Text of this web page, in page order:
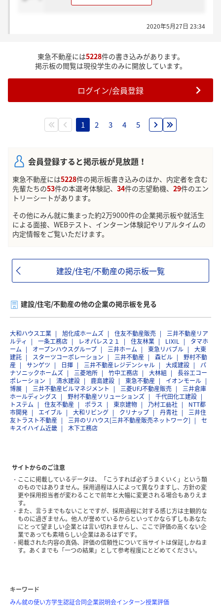
2020年5月27日 23:34
東急不動産には5228件の書き込みがあります。
掲示板の閲覧は現役学生のみに開放しています。
ログイン/会員登録
1 2 3 4 5
会員登録すると掲示板が見放題！
東急不動産には5228件の掲示板書き込みのほか、内定者を含む
先輩たちの53件の本選考体験記、 34件の志望動機、 29件のエン
トリーシートがあります。
その他にみん就に集まった約2万9000件の企業掲示板や就活生
による面接、WEBテスト、インターン体験記やリアルタイムの
内定情報をご覧いただけます。
建設/住宅/不動産の掲示板一覧
建設/住宅/不動産の他の企業の掲示板を見る
大和ハウス工業 旭化成ホームズ 住友不動産販売
三井不動産リア
ルティ
一条工務店 レオパレス２１ 住友林業 LIXIL
タマホ
ーム
オープンハウスグループ 三井ホーム 東急リバブル
大東
建託
スターツコーポレーション 三井不動産 森ビル
野村不動
産
サンゲツ 日揮 三井不動産レジデンシャル 大成建設
パ
ナソニックホームズ
三菱地所 竹中工務店 大林組
長谷工コー
ポレーション
清水建設 鹿島建設 東急不動産
イオンモール
博展
三井不動産ビルマネジメント 三菱UFJ不動産販売
三井倉庫
ホールディングス
野村不動産ソリューションズ
千代田化工建設
トステム
住友不動産 ポラス 東京建物 乃村工藝社
NTT都
市開発
エイブル 大和リビング クリナップ 丹青社
三井住
友トラスト不動産
三井のリハウス[三井不動産販売ネットワーク]
セ
キスイハイム近畿
木下工務店
サイトからのご注意
ここに掲載しているデータは、「こうすれば必ずうまくいく」という類
のものではありません。採用過程は人によって異なりますし、方針の変
更や採用担当者が変わることで前年と大幅に変更される場合もありえま
す。
また、言うまでもないことですが、採用過程に対する感じ方は主観的な
ものに過ぎません。他人が誉めているからといってかならずしもあなた
にとって望ましい企業とは言い切れませんし、ここで評価の高くない企
業であっても素晴らしい企業はあるはずです。
掲載された内容の真偽、評価の信頼性について当サイトは保証しかねま
す。あくまでも「一つの結果」として参考程度にとどめてください。
キーワード
みん就の使い方学生認証合同企業説明会インターン授業評価